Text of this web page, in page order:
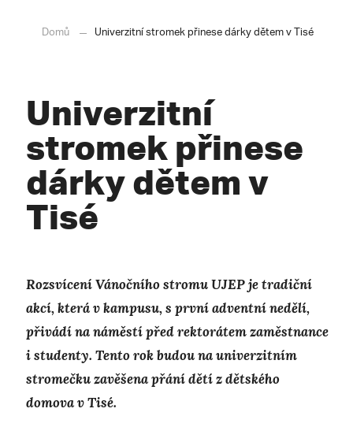
Domů Univerzitní stromek přinese dárky dětem v Tisé
Univerzitní
stromek přinese
dárky dětem v
Tisé
Rozsvícení Vánočního stromu UJEP je tradiční
akcí, která v kampusu, s první adventní nedělí,
přivádí na náměstí před rektorátem zaměstnance
i studenty. Tento rok budou na univerzitním
stromečku zavěšena přání dětí z dětského
domova v Tisé.